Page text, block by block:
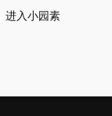
进入小园素